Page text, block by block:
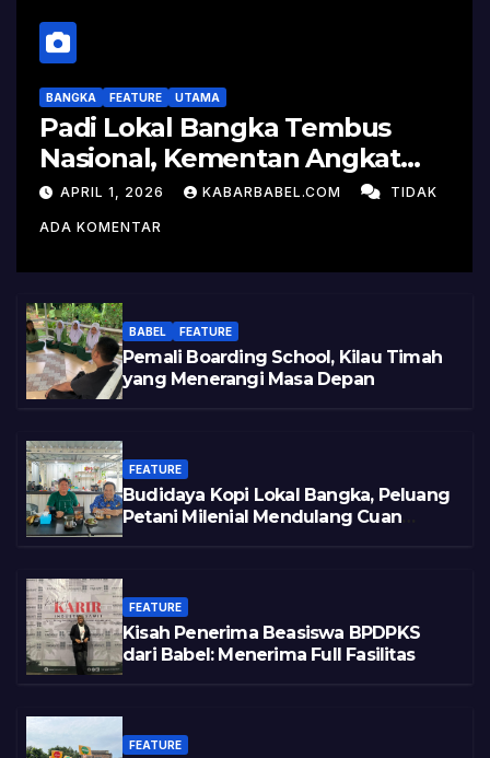
BANGKA FEATURE UTAMA
Padi Lokal Bangka Tembus
Nasional, Kementan Angkat
Kisah Sukses Pelepasan
Varietas
APRIL 1, 2026 KABARBABEL.COM TIDAK
ADA KOMENTAR
BABEL FEATURE
Pemali Boarding School, Kilau Timah
yang Menerangi Masa Depan
FEATURE
Budidaya Kopi Lokal Bangka, Peluang
Petani Milenial Mendulang Cuan
FEATURE
Kisah Penerima Beasiswa BPDPKS
dari Babel: Menerima Full Fasilitas
FEATURE